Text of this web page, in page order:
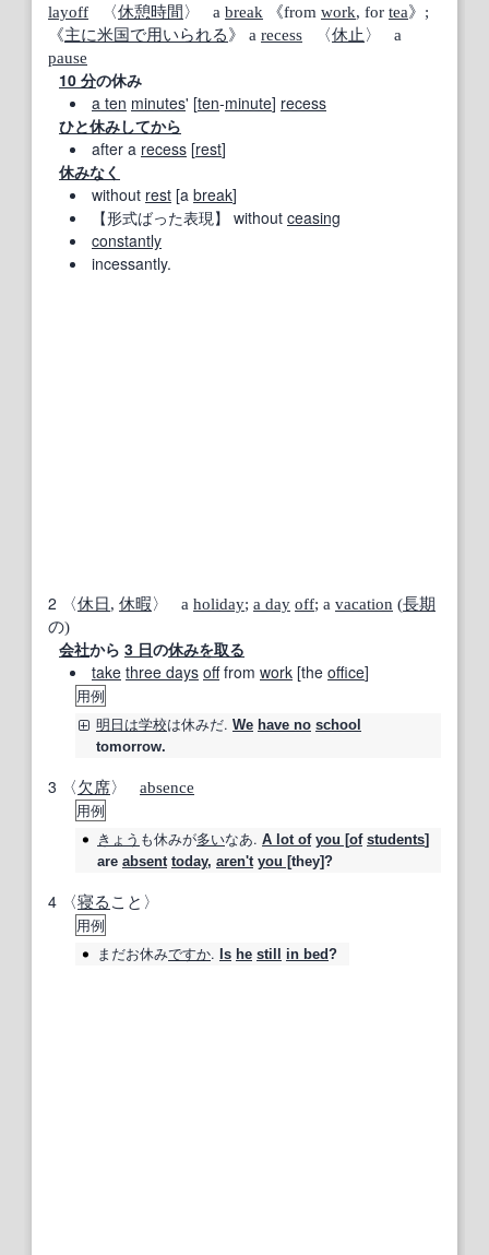
layoff 〈休憩時間 〉 a break 《from work, for tea》;
《主に米国 で用いられる》 a recess 〈休止 〉 a
pause
10 分の休み
a ten minutes' [ten‐minute] recess
ひと休みしてから
after a recess [rest]
休みなく
without rest [a break]
【形式ばった表現】 without ceasing
constantly
incessantly.
2 〈休日 , 休暇〉 a holiday; a day off; a vacation (長期
の)
会社から 3 日の休みを取る
take three days offfrom work [the office]
用例
明日は学校は休みだ. We have no school
tomorrow.
3 〈欠席〉 absence
用例
きょう も休みが多いなあ. A lot of you [of students]
are absent today, aren't you [they]?
4 〈寝る こと〉
用例
まだお休みですか. Is he still in bed?